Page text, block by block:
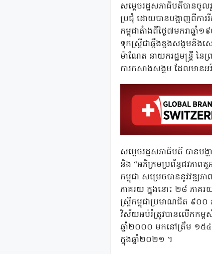
សម្តេចរដ្ឋសភាធិបតីបានចូ
ប្រជុំ ដោយបានបង្ហាញពីការ
កម្ពុជាតំាងពីថ្ងៃ៧មករាឆ្
ទុកស្រ្តីជាឆ្អឹងខ្នងសង្គមនិ
ម៉ាណែត នាយករដ្ឋមន្ត្រី នៃ
ការកសាងសង្គម ដែលមា
សម្តេចរដ្ឋសភាធិបតី បានបង្
និង “អភិក្រមប្រព័ន្ធជវភាពតួ
កម្ពុជា សម្រេចបាននូវវឌ្ឍភ
ភាគរយ ក្នុងនោះ ២៨ ភាគរ
ស្រ្តីកម្ពុជាប្រមាណជិត ៩០០
វិស័យអប់រំត្រូវបានលើកកម្ព
ឆ្នាំ២០០០ មកនៅត្រឹម ១៥៤
ក្នុងឆ្នាំ២០២១ ។